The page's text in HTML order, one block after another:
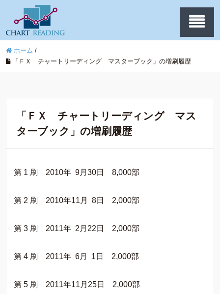
ホーム /
「ＦＸ チャートリーディング マスターブック」の増刷履歴
「ＦＸ チャートリーディング マス
ターブック」の増刷履歴
第 1 刷 2010年 9月30日 8,000部
第 2 刷 2010年11月 8日 2,000部
第 3 刷 2011年 2月22日 2,000部
第 4 刷 2011年 6月 1日 2,000部
第 5 刷 2011年11月25日 2,000部